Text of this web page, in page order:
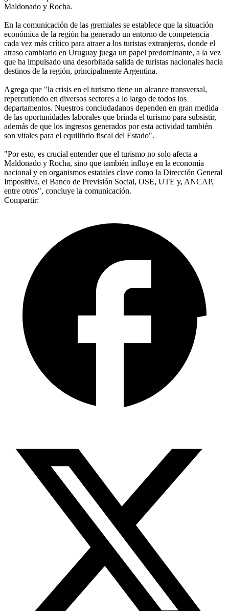
Maldonado y Rocha.
En la comunicación de las gremiales se establece que la situación
económica de la región ha generado un entorno de competencia
cada vez más crítico para atraer a los turistas extranjeros, donde el
atraso cambiario en Uruguay juega un papel predominante, a la vez
que ha impulsado una desorbitada salida de turistas nacionales hacia
destinos de la región, principalmente Argentina.
Agrega que "la crisis en el turismo tiene un alcance transversal,
repercutiendo en diversos sectores a lo largo de todos los
departamentos. Nuestros conciudadanos dependen en gran medida
de las oportunidades laborales que brinda el turismo para subsistir,
además de que los ingresos generados por esta actividad también
son vitales para el equilibrio fiscal del Estado".
"Por esto, es crucial entender que el turismo no solo afecta a
Maldonado y Rocha, sino que también influye en la economía
nacional y en organismos estatales clave como la Dirección General
Impositiva, el Banco de Previsión Social, OSE, UTE y, ANCAP,
entre otros", concluye la comunicación.
Compartir: